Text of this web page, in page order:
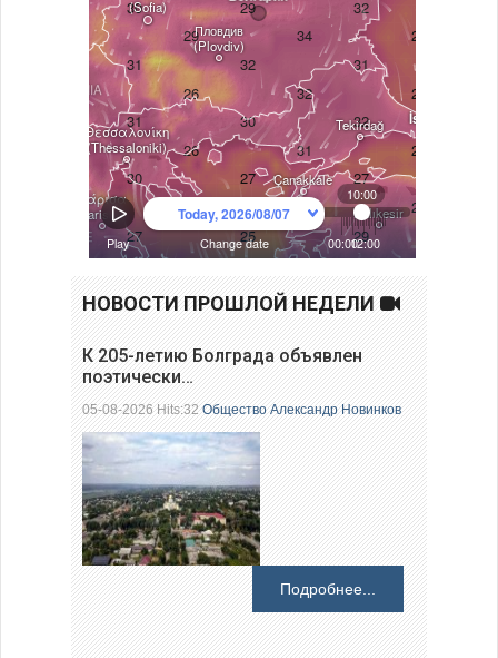
НОВОСТИ ПРОШЛОЙ НЕДЕЛИ
К 205-летию Болграда объявлен
поэтически…
05-08-2026 Hits:32Общество Александр Новинков
Подробнее...